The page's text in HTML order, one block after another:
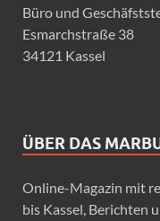
Büro und
Esmarchstraße 38
34121 Kassel
ÜBER DAS
Online-Magazin mit
bis Kassel, Berichten